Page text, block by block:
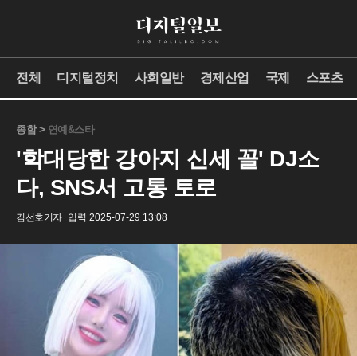
전체 디지털정치 사회일반 경제산업 국제 스포츠
종합 > 연예&스타
'학대당한 강아지 신세 꼴' DJ소
다, SNS서 고통 토로
김선호기자 입력 2025-07-29 13:08